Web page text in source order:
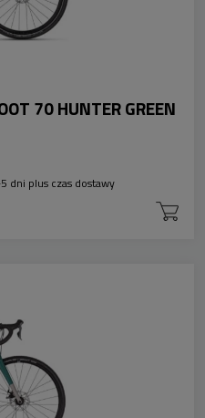
70 HUNTER GREEN
dni plus czas dostawy